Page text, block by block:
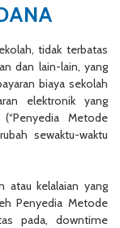
tidak terbatas
dan lain-lain, yang
biaya sekolah
elektronik yang
Metode
sewaktu-waktu
atau kelalaian yang
Penyedia Metode
pada, downtime